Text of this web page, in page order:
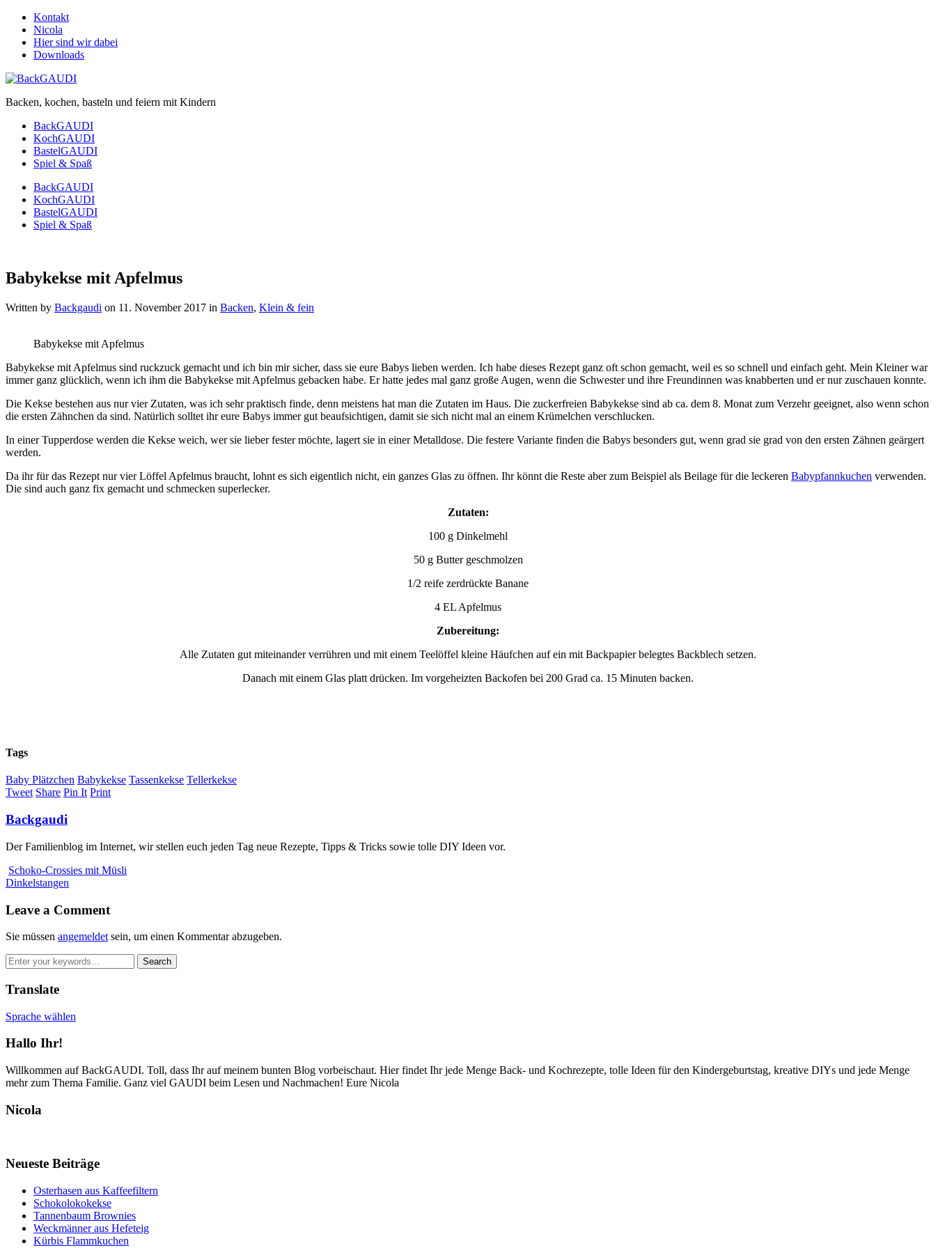
Kontakt
Nicola
Hier sind wir dabei
Downloads
Backen, kochen, basteln und feiern mit Kindern
BackGAUDI
KochGAUDI
BastelGAUDI
Spiel & Spaß
BackGAUDI
KochGAUDI
BastelGAUDI
Spiel & Spaß
Babykekse mit Apfelmus
Written by Backgaudi on 11. November 2017 in Backen, Klein & fein
Babykekse mit Apfelmus
Babykekse mit Apfelmus sind ruckzuck gemacht und ich bin mir sicher, dass sie eure Babys lieben werden. Ich habe dieses Rezept ganz oft schon gemacht, weil es so schnell und einfach geht. Mein Kleiner war
immer ganz glücklich, wenn ich ihm die Babykekse mit Apfelmus gebacken habe. Er hatte jedes mal ganz große Augen, wenn die Schwester und ihre Freundinnen was knabberten und er nur zuschauen konnte.
Die Kekse bestehen aus nur vier Zutaten, was ich sehr praktisch finde, denn meistens hat man die Zutaten im Haus. Die zuckerfreien Babykekse sind ab ca. dem 8. Monat zum Verzehr geeignet, also wenn schon
die ersten Zähnchen da sind. Natürlich solltet ihr eure Babys immer gut beaufsichtigen, damit sie sich nicht mal an einem Krümelchen verschlucken.
In einer Tupperdose werden die Kekse weich, wer sie lieber fester möchte, lagert sie in einer Metalldose. Die festere Variante finden die Babys besonders gut, wenn grad sie grad von den ersten Zähnen geärgert
werden.
Da ihr für das Rezept nur vier Löffel Apfelmus braucht, lohnt es sich eigentlich nicht, ein ganzes Glas zu öffnen. Ihr könnt die Reste aber zum Beispiel als Beilage für die leckeren Babypfannkuchen verwenden.
Die sind auch ganz fix gemacht und schmecken superlecker.
Zutaten:
100 g Dinkelmehl
50 g Butter geschmolzen
1/2 reife zerdrückte Banane
4 EL Apfelmus
Zubereitung:
Alle Zutaten gut miteinander verrühren und mit einem Teelöffel kleine Häufchen auf ein mit Backpapier belegtes Backblech setzen.
Danach mit einem Glas platt drücken. Im vorgeheizten Backofen bei 200 Grad ca. 15 Minuten backen.
Tags
Baby Plätzchen Babykekse Tassenkekse Tellerkekse
Tweet Share Pin It Print
Backgaudi
Der Familienblog im Internet, wir stellen euch jeden Tag neue Rezepte, Tipps & Tricks sowie tolle DIY Ideen vor.
Schoko-Crossies mit Müsli
Dinkelstangen
Leave a Comment
Sie müssen angemeldet sein, um einen Kommentar abzugeben.
Translate
Sprache wählen
Hallo Ihr!
Willkommen auf BackGAUDI. Toll, dass Ihr auf meinem bunten Blog vorbeischaut. Hier findet Ihr jede Menge Back- und Kochrezepte, tolle Ideen für den Kindergeburtstag, kreative DIYs und jede Menge
mehr zum Thema Familie. Ganz viel GAUDI beim Lesen und Nachmachen! Eure Nicola
Nicola
Neueste Beiträge
Osterhasen aus Kaffeefiltern
Schokolokokekse
Tannenbaum Brownies
Weckmänner aus Hefeteig
Kürbis Flammkuchen